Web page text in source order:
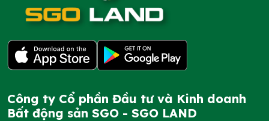
Công ty Cổ phần Đầu tư và Kinh doanh
Bất động sản SGO - SGO LAND